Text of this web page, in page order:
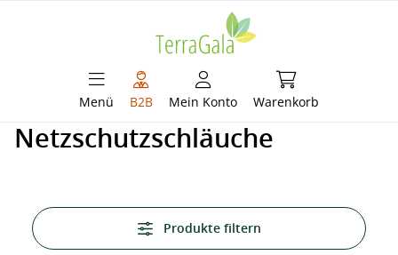
Menü B2B Mein Konto Warenkorb
Warenkorb
Netzschutzschläuche
Produkte filtern